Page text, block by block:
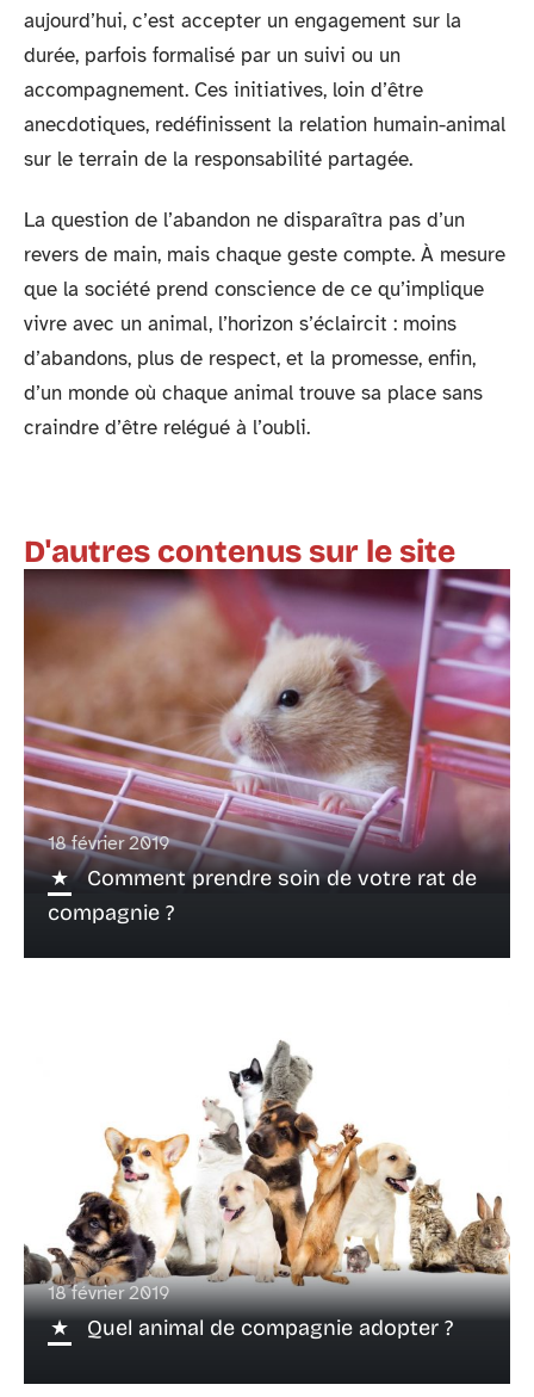
aujourd’hui, c’est accepter un engagement sur la
durée, parfois formalisé par un suivi ou un
accompagnement. Ces initiatives, loin d’être
anecdotiques, redéfinissent la relation humain-animal
sur le terrain de la responsabilité partagée.
La question de l’abandon ne disparaîtra pas d’un
revers de main, mais chaque geste compte. À mesure
que la société prend conscience de ce qu’implique
vivre avec un animal, l’horizon s’éclaircit : moins
d’abandons, plus de respect, et la promesse, enfin,
d’un monde où chaque animal trouve sa place sans
craindre d’être relégué à l’oubli.
D'autres contenus sur le site
18 février 2019
Comment prendre soin de votre rat de
compagnie ?
18 février 2019
Quel animal de compagnie adopter ?